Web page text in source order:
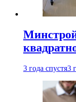
3 года спустя3